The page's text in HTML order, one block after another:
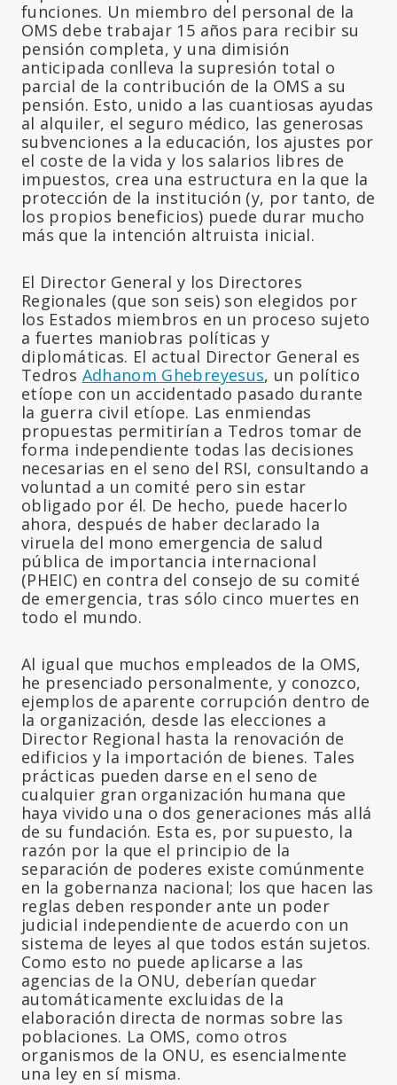
funciones. Un miembro del personal de la
OMS debe trabajar 15 años para recibir su
pensión completa, y una dimisión
anticipada conlleva la supresión total o
parcial de la contribución de la OMS a su
pensión. Esto, unido a las cuantiosas ayudas
al alquiler, el seguro médico, las generosas
subvenciones a la educación, los ajustes por
el coste de la vida y los salarios libres de
impuestos, crea una estructura en la que la
protección de la institución (y, por tanto, de
los propios beneficios) puede durar mucho
más que la intención altruista inicial.
El Director General y los Directores
Regionales (que son seis) son elegidos por
los Estados miembros en un proceso sujeto
a fuertes maniobras políticas y
diplomáticas. El actual Director General es
Tedros Adhanom Ghebreyesus, un político
etíope con un accidentado pasado durante
la guerra civil etíope. Las enmiendas
propuestas permitirían a Tedros tomar de
forma independiente todas las decisiones
necesarias en el seno del RSI, consultando a
voluntad a un comité pero sin estar
obligado por él. De hecho, puede hacerlo
ahora, después de haber declarado la
viruela del mono emergencia de salud
pública de importancia internacional
(PHEIC) en contra del consejo de su comité
de emergencia, tras sólo cinco muertes en
todo el mundo.
Al igual que muchos empleados de la OMS,
he presenciado personalmente, y conozco,
ejemplos de aparente corrupción dentro de
la organización, desde las elecciones a
Director Regional hasta la renovación de
edificios y la importación de bienes. Tales
prácticas pueden darse en el seno de
cualquier gran organización humana que
haya vivido una o dos generaciones más allá
de su fundación. Esta es, por supuesto, la
razón por la que el principio de la
separación de poderes existe comúnmente
en la gobernanza nacional; los que hacen las
reglas deben responder ante un poder
judicial independiente de acuerdo con un
sistema de leyes al que todos están sujetos.
Como esto no puede aplicarse a las
agencias de la ONU, deberían quedar
automáticamente excluidas de la
elaboración directa de normas sobre las
poblaciones. La OMS, como otros
organismos de la ONU, es esencialmente
una ley en sí misma.